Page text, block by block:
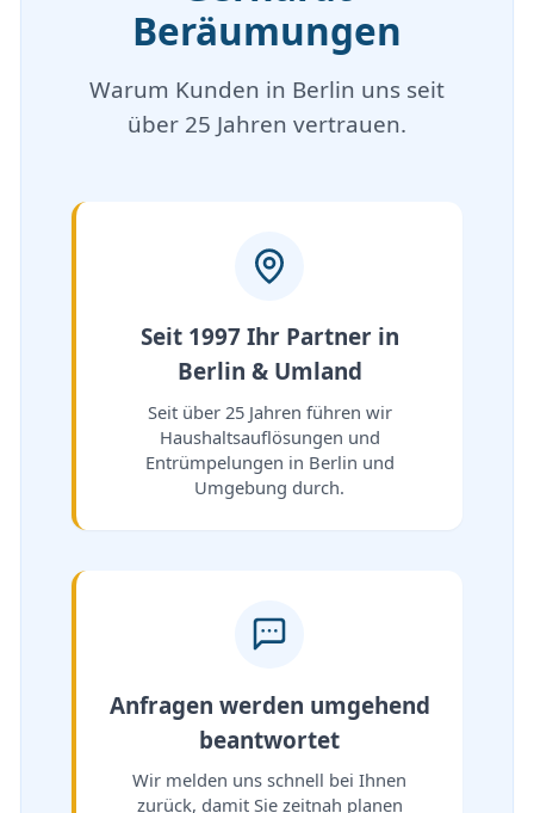
Beräumungen
Warum Kunden in Berlin uns seit
über 25 Jahren vertrauen.
Seit 1997 Ihr Partner in
Berlin & Umland
Seit über 25 Jahren führen wir
Haushaltsauflösungen und
Entrümpelungen in Berlin und
Umgebung durch.
Anfragen werden umgehend
beantwortet
Wir melden uns schnell bei Ihnen
zurück, damit Sie zeitnah planen